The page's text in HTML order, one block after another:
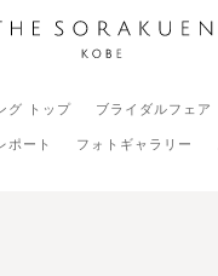
グ トップ ブライダルフェア
ポート フォトギャラリー